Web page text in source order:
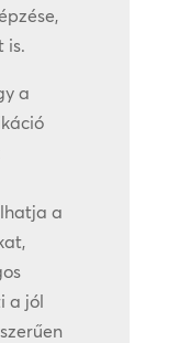
is.
a
a
a jól